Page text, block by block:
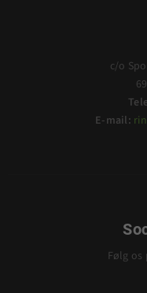
c/o
E-mail:
Følg os